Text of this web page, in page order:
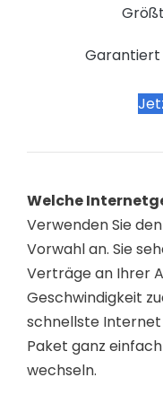
Garantiert
Welche
Verwenden Sie
Vorwahl an. Sie
Verträge an Ihrer
Geschwindigkeit
schnellste Internet
Paket ganz
wechseln.